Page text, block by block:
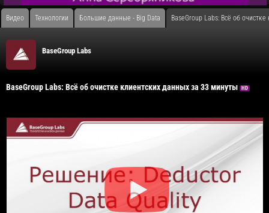
Видео Технологии Большие данные - Big Data BaseGroup Labs: Всё об
BaseGroup Labs
BaseGroup Labs: Всё об очистке клиентских данных за 33 минуты HD